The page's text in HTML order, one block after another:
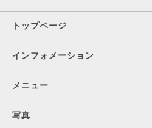
トップページ
インフォメーション
メニュー
写真